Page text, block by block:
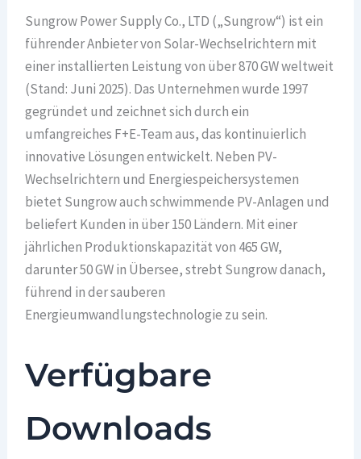
Sungrow Power Supply Co., LTD („Sungrow“) ist ein
führender Anbieter von Solar-Wechselrichtern mit
einer installierten Leistung von über 870 GW weltweit
(Stand: Juni 2025). Das Unternehmen wurde 1997
gegründet und zeichnet sich durch ein
umfangreiches F+E-Team aus, das kontinuierlich
innovative Lösungen entwickelt. Neben PV-
Wechselrichtern und Energiespeichersystemen
bietet Sungrow auch schwimmende PV-Anlagen und
beliefert Kunden in über 150 Ländern. Mit einer
jährlichen Produktionskapazität von 465 GW,
darunter 50 GW in Übersee, strebt Sungrow danach,
führend in der sauberen
Energieumwandlungstechnologie zu sein.
Verfügbare
Downloads